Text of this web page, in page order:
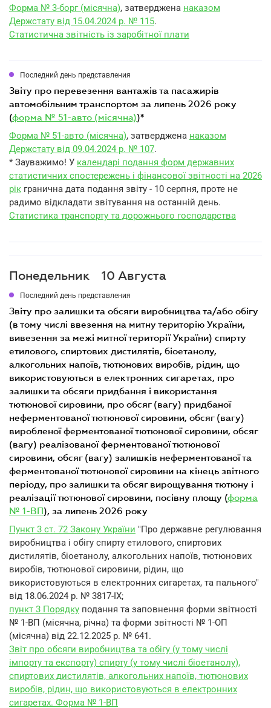
Форма № 3-борг (місячна), затверджена наказом
Держстату від 15.04.2024 р. № 115.
Статистична звітність із заробітної плати
Последний день представления
звіту про перевезення вантажів та пасажирів
автомобільним транспортом за липень 2026 року
(форма № 51-авто (місячна))*
Форма № 51-авто (місячна), затверджена наказом
Держстату від 09.04.2024 р. № 107.
* Зауважимо! У календарі подання форм державних
статистичних спостережень і фінансової звітності на 2026
рік гранична дата подання звіту - 10 серпня, проте не
радимо відкладати звітування на останній день.
Статистика транспорту та дорожнього господарства
Понедельник 10 Августа
Последний день представления
звіту про залишки та обсяги виробництва та/або обігу
(в тому числі ввезення на митну територію України,
вивезення за межі митної території України) спирту
етилового, спиртових дистилятів, біоетанолу,
алкогольних напоїв, тютюнових виробів, рідин, що
використовуються в електронних сигаретах, про
залишки та обсяги придбання і використання
тютюнової сировини, про обсяг (вагу) придбаної
неферментованої тютюнової сировини, обсяг (вагу)
виробленої ферментованої тютюнової сировини, обсяг
(вагу) реалізованої ферментованої тютюнової
сировини, обсяг (вагу) залишків неферментованої та
ферментованої тютюнової сировини на кінець звітного
періоду, про залишки та обсяг вирощування тютюну і
реалізації тютюнової сировини, посівну площу (форма
№ 1-ВП), за липень 2026 року
Пункт 3 ст. 72 Закону України "Про державне регулювання
виробництва і обігу спирту етилового, спиртових
дистилятів, біоетанолу, алкогольних напоїв, тютюнових
виробів, тютюнової сировини, рідин, що
використовуються в електронних сигаретах, та пального"
від 18.06.2024 р. № 3817-IX;
пункт 3 Порядку подання та заповнення форми звітності
№ 1-ВП (місячна, річна) та форми звітності № 1-ОП
(місячна) від 22.12.2025 р. № 641.
Звіт про обсяги виробництва та обігу (у тому числі
імпорту та експорту) спирту (у тому числі біоетанолу),
спиртових дистилятів, алкогольних напоїв, тютюнових
виробів, рідин, що використовуються в електронних
сигаретах. Форма № 1-ВП